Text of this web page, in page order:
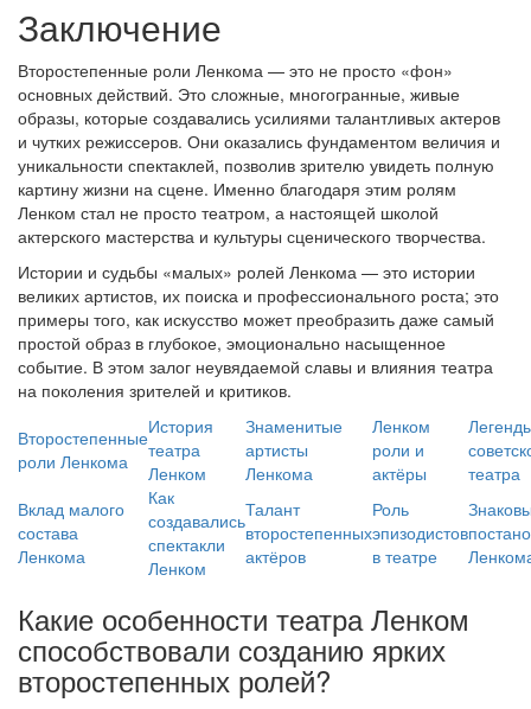
Заключение
Второстепенные роли Ленкома — это не просто «фон»
основных действий. Это сложные, многогранные, живые
образы, которые создавались усилиями талантливых актеров
и чутких режиссеров. Они оказались фундаментом величия и
уникальности спектаклей, позволив зрителю увидеть полную
картину жизни на сцене. Именно благодаря этим ролям
Ленком стал не просто театром, а настоящей школой
актерского мастерства и культуры сценического творчества.
Истории и судьбы «малых» ролей Ленкома — это истории
великих артистов, их поиска и профессионального роста; это
примеры того, как искусство может преобразить даже самый
простой образ в глубокое, эмоционально насыщенное
событие. В этом залог неувядаемой славы и влияния театра
на поколения зрителей и критиков.
Второстепенные
роли Ленкома
История
театра
Ленком
Знаменитые
артисты
Ленкома
Ленком
роли и
актёры
театра
Вклад малого
состава
Ленкома
Как
создавались
спектакли
Ленком
Талант
второстепенных
актёров
Роль
эпизодистов
в театре
Какие особенности театра Ленком
способствовали созданию ярких
второстепенных ролей?